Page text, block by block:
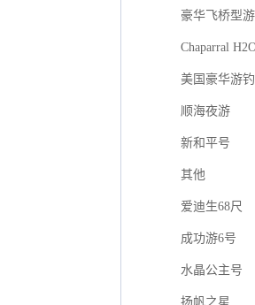
豪华飞桥型
Chaparral
美国豪华游
顺海夜游
新和平号
其他
爱迪生68尺
成功游6号
水晶公主号
扬帆之星